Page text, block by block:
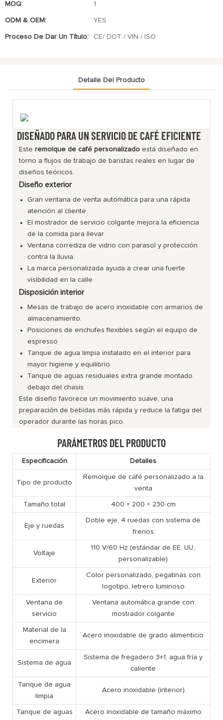
MOQ: 1
ODM & OEM: YES
Proceso De Dar Un Título: CE/ DOT / VIN / ISO
Detalle Del Producto
DISEÑADO PARA UN SERVICIO DE CAFÉ EFICIENTE
Esteremolque de café personalizado está diseñado en
torno a flujos de trabajo de baristas reales en lugar de
diseños teóricos.
Diseño exterior
Gran ventana de venta automática para una rápida
atención al cliente.
El mostrador de servicio colgante mejora la eficiencia
de la comida para llevar
Ventana corrediza de vidrio con parasol y protección
contra la lluvia.
La marca personalizada ayuda a crear una fuerte
visibilidad en la calle
Disposición interior
Mesas de trabajo de acero inoxidable con armarios de
almacenamiento.
Posiciones de enchufes flexibles según el equipo de
espresso
Tanque de agua limpia instalado en el interior para
mayor higiene y equilibrio.
Tanque de aguas residuales extra grande montado
debajo del chasis
Este diseño favorece un movimiento suave, una
preparación de bebidas más rápida y reduce la fatiga del
operador durante las horas pico.
PARÁMETROS DEL PRODUCTO
Especificación Detalles
Tipo de producto
Remolque de café personalizado a la
venta
Tamaño total 400 × 200 × 230 cm
Eje y ruedas
Doble eje, 4 ruedas con sistema de
frenos
Voltaje
110 V/60 Hz (estándar de EE. UU.,
personalizable)
Exterior
Color personalizado, pegatinas con
logotipo, letrero luminoso
Ventana de
servicio
Ventana automática grande con
mostrador colgante
Material de la
encimera
Acero inoxidable de grado alimenticio
Sistema de agua
Sistema de fregadero 3+1, agua fría y
caliente
Tanque de agua
limpia
Acero inoxidable (interior)
Tanque de aguas
Acero inoxidable de tamaño máximo